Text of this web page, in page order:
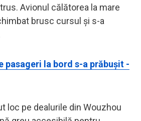
Avionul călătorea la mare
brusc cursul și s-a
pasageri la bord s-a prăbuşit -
loc pe dealurile din Wouzhou